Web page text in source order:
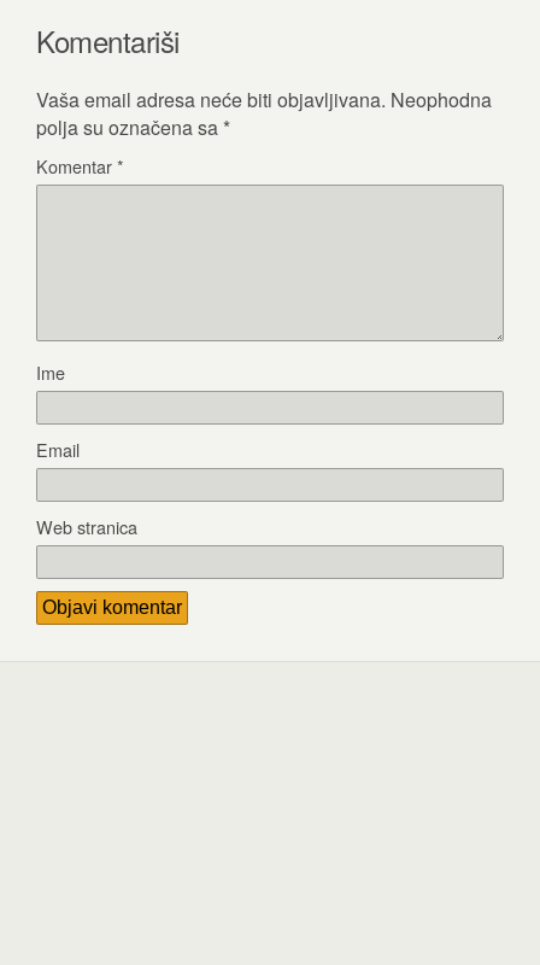
Komentariši
Vaša email adresa neće biti objavljivana. Neophodna
polja su označena sa *
Komentar*
Ime
Email
Web stranica